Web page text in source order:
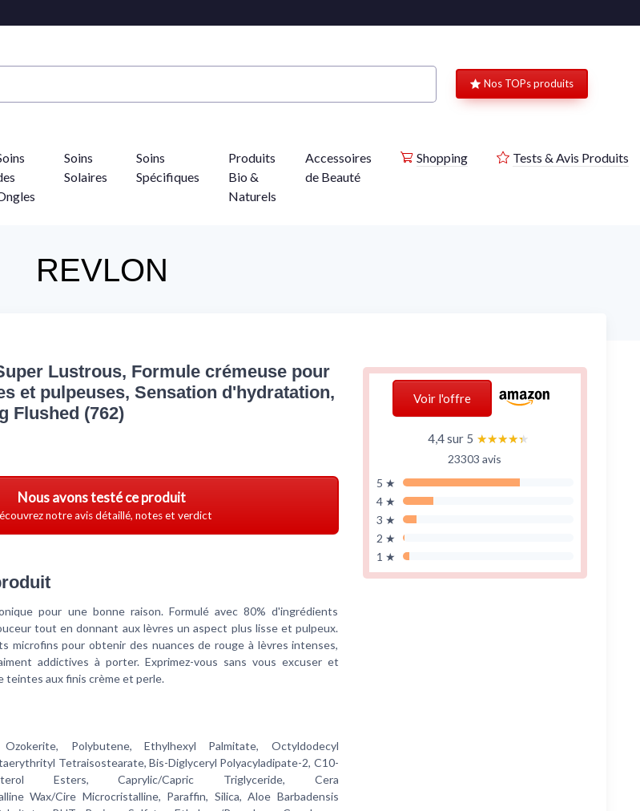
Nos TOPs produits
Soins
Solaires
Soins
Spécifiques
Produits
Bio &
Naturels
Accessoires
de Beauté
Shopping Tests & Avis Produits
REVLON
Voir l'offre
4,4 sur 5 ★★★★★
★★★★★
23303 avis
5 ★
4 ★
3 ★
2 ★
1 ★
Lustrous, Formule crémeuse pour
et pulpeuses, Sensation d'hydratation,
Flushed (762)
Nous avons testé ce produit
notre avis détaillé, notes et verdict
pour une bonne raison. Formulé avec 80% d'ingrédients
tout en donnant aux lèvres un aspect plus lisse et pulpeux.
microfins pour obtenir des nuances de rouge à lèvres intenses,
addictives à porter. Exprimez-vous sans vous excuser et
teintes aux finis crème et perle.
Polybutene, Ethylhexyl Palmitate, Octyldodecyl
Tetraisostearate, Bis-Diglyceryl Polyacyladipate-2, C10-
Esters, Caprylic/Capric Triglyceride, Cera
Wax/Cire Microcristalline, Paraffin, Silica, Aloe Barbadensis